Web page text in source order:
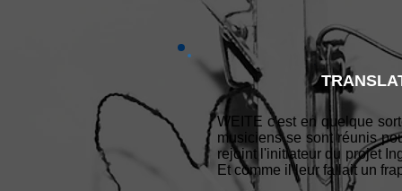
WEITE c'est en quelque
musiciens se sont réunis
rejoint l'initiateur du projet
Et comme il leur fallait un